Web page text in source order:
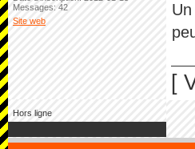
Messages: 42
Site web
[
Hors ligne